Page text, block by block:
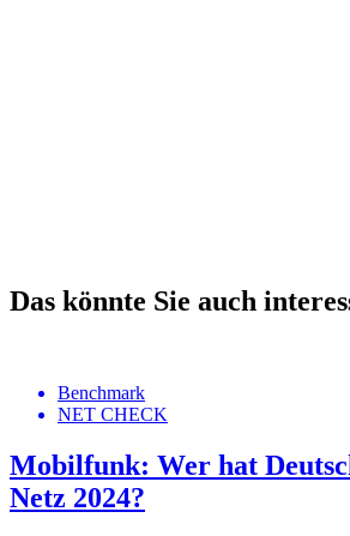
Das könnte Sie auch
Benchmark
NET CHECK
Mobilfunk: Wer hat
Netz 2024?